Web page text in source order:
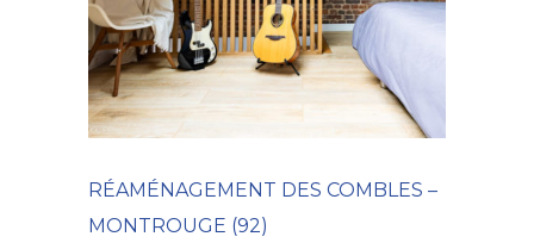
RÉAMÉNAGEMENT DES COMBLES –
MONTROUGE (92)